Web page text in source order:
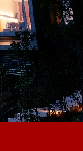
坐擁綿延不